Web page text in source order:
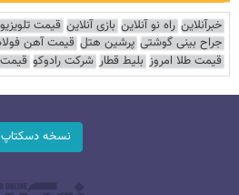
خبرآنلاین راه نو آنلاین بازی آنلاین قیمت
جراح بینی گوشتی پرشین هتل قیمت آهن فولاد
قیمت طلا امروز بلیط قطار شرکت رادوکو قیمت
نسخه دسکتاپ